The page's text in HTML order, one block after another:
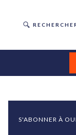
S'ABONNER À